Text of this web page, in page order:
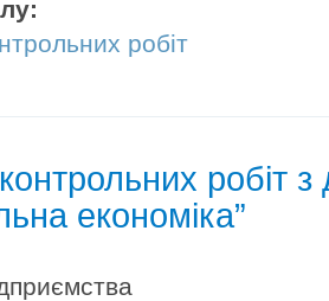
робіт
робіт з
економіка”